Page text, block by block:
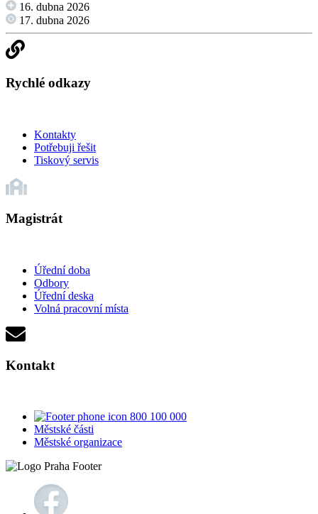
16. dubna 2026
17. dubna 2026
Rychlé odkazy
Kontakty
Potřebuji řešit
Tiskový servis
Magistrát
Úřední doba
Odbory
Úřední deska
Volná pracovní místa
Kontakt
800 100 000
Městské části
Městské organizace